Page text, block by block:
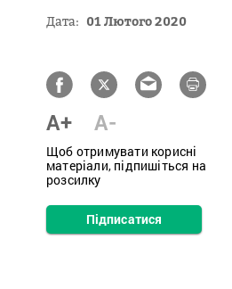
Дата: 01 Лютого 2020
A+ A-
Щоб отримувати корисні
матеріали, підпишіться на
розсилку
Підписатися